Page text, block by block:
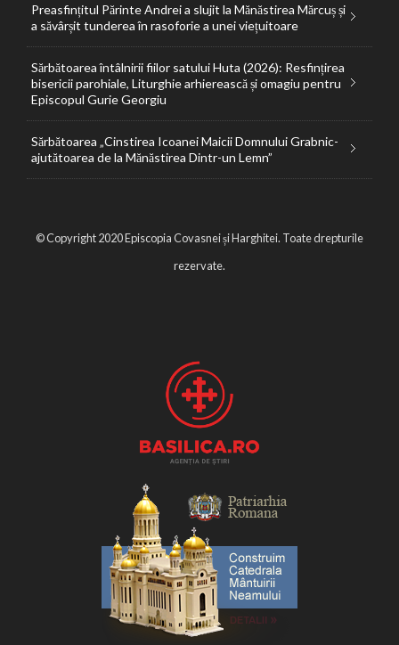
Preasfințitul Părinte Andrei a slujit la Mănăstirea Mărcuș și
a săvârșit tunderea în rasoforie a unei viețuitoare
Sărbătoarea întâlnirii fiilor satului Huta (2026): Resfințirea
bisericii parohiale, Liturghie arhierească și omagiu pentru
Episcopul Gurie Georgiu
Sărbătoarea „Cinstirea Icoanei Maicii Domnului Grabnic-
ajutătoarea de la Mănăstirea Dintr-un Lemn”
© Copyright 2020 Episcopia Covasnei și Harghitei. Toate drepturile
rezervate.